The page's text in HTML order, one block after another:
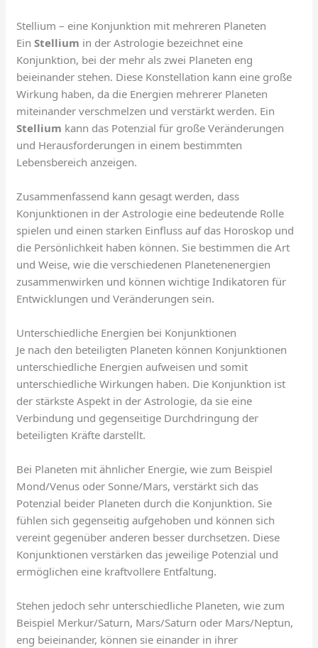
Stellium – eine Konjunktion mit mehreren Planeten
EinStellium in der Astrologie bezeichnet eine
Konjunktion, bei der mehr als zwei Planeten eng
beieinander stehen. Diese Konstellation kann eine große
Wirkung haben, da die Energien mehrerer Planeten
miteinander verschmelzen und verstärkt werden. Ein
Stellium kann das Potenzial für große Veränderungen
und Herausforderungen in einem bestimmten
Lebensbereich anzeigen.
Zusammenfassend kann gesagt werden, dass
Konjunktionen in der Astrologie eine bedeutende Rolle
spielen und einen starken Einfluss auf das Horoskop und
die Persönlichkeit haben können. Sie bestimmen die Art
und Weise, wie die verschiedenen Planetenenergien
zusammenwirken und können wichtige Indikatoren für
Entwicklungen und Veränderungen sein.
Unterschiedliche Energien bei Konjunktionen
Je nach den beteiligten Planeten können Konjunktionen
unterschiedliche Energien aufweisen und somit
unterschiedliche Wirkungen haben. Die Konjunktion ist
der stärkste Aspekt in der Astrologie, da sie eine
Verbindung und gegenseitige Durchdringung der
beteiligten Kräfte darstellt.
Bei Planeten mit ähnlicher Energie, wie zum Beispiel
Mond/Venus oder Sonne/Mars, verstärkt sich das
Potenzial beider Planeten durch die Konjunktion. Sie
fühlen sich gegenseitig aufgehoben und können sich
vereint gegenüber anderen besser durchsetzen. Diese
Konjunktionen verstärken das jeweilige Potenzial und
ermöglichen eine kraftvollere Entfaltung.
Stehen jedoch sehr unterschiedliche Planeten, wie zum
Beispiel Merkur/Saturn, Mars/Saturn oder Mars/Neptun,
eng beieinander, können sie einander in ihrer